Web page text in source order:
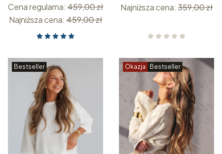
Cena regularna: 459,00 zł
Najniższa cena: 459,00 zł
Najniższa cena: 359,00 zł
Bestseller Okazja Bestseller